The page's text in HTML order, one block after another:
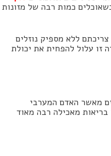
כמות רבה של מזונות
ללא מספיק נוזלים
זו עלול להפחית את יכולת
מאשר האדם המערבי
מאכילה רבה מאוד